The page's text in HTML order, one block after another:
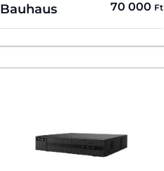
Bauhaus 70 000 Ft